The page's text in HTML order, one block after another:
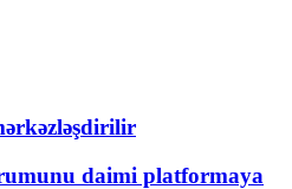
daimi platformaya